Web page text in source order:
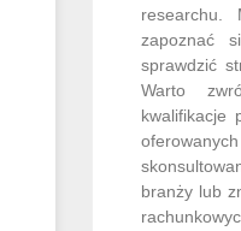
researchu.
zapoznać
sprawdzić
Warto
kwalifikacje
branży lub